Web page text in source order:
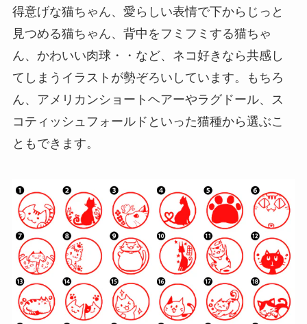
得意げな猫ちゃん、愛らしい表情で下からじっと
見つめる猫ちゃん、背中をフミフミする猫ちゃ
ん、かわいい肉球・・など、ネコ好きなら共感し
てしまうイラストが勢ぞろいしています。もちろ
ん、アメリカンショートヘアーやラグドール、ス
コティッシュフォールドといった猫種から選ぶこ
ともできます。